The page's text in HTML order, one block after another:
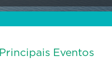
Principais Eventos